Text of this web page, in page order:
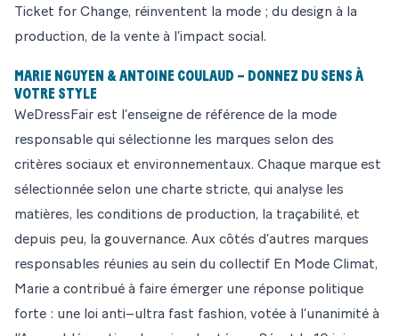
Ticket for Change, réinventent la mode ; du design à la
production, de la vente à l’impact social.
MARIE NGUYEN & ANTOINE COULAUD – DONNEZ DU SENS À
VOTRE STYLE
WeDressFair est l’enseigne de référence de la mode
responsable qui sélectionne les marques selon des
critères sociaux et environnementaux. Chaque marque est
sélectionnée selon une charte stricte, qui analyse les
matières, les conditions de production, la traçabilité, et
depuis peu, la gouvernance. Aux côtés d’autres marques
responsables réunies au sein du collectif En Mode Climat,
Marie a contribué à faire émerger une réponse politique
forte : une loi anti–ultra fast fashion, votée à l’unanimité à